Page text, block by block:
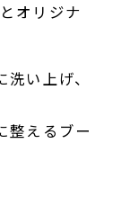
オリジナ
い上げ、
整えるブー